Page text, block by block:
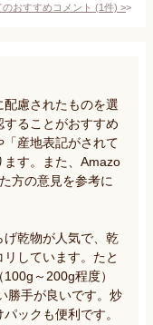
のおすすめコメント (1件) >
慮されたものを選
ることがおすすめ
産地表記がされて
ます。また、Amazo
方の意見を参考に
乾物が人気で、乾
しています。たと
～200g程度）
勝手が良いです。炒
ックも便利です。